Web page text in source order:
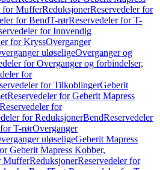
for MufferReduksjonerReservedeler for
for BendT-rørReservedeler for T-
for Innvendig
for KryssOverganger
uløseligeOverganger og
for Overganger og forbindelser,
for
for TilkoblingerGeberit
Reservedeler for Geberit Mapress
Reservedeler for
for ReduksjonerBendReservedeler
T-rørOverganger
uløseligeGeberit Mapress
Geberit Mapress Kobber,
MufferReduksjonerReservedeler for